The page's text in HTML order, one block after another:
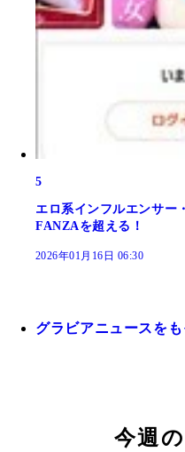
5
エロ系インフルエンサ
FANZAを超える！
2026年01月16日 06:30
グラビアニュースを
今週